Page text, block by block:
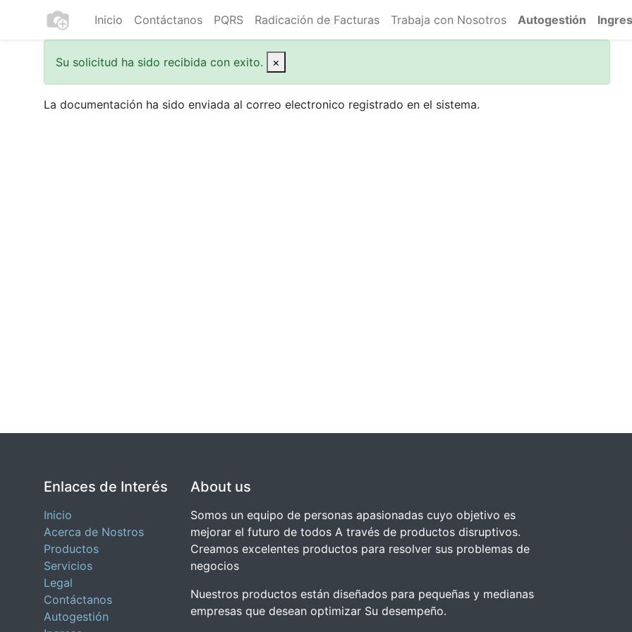
Inicio Contáctanos PQRS Radicación de Facturas Trabaja con Nosotros Autogestión
Su solicitud ha sido recibida con exito. ×
La documentación ha sido enviada al correo electronico registrado en el sistema.
Enlaces de Interés
Inicio
Acerca de Nostros
Productos
Servicios
Legal
Contáctanos
Autogestión
About us
Somos un equipo de personas apasionadas cuyo objetivo es
mejorar el futuro de todos A través de productos disruptivos.
Creamos excelentes productos para resolver sus problemas de
negocios
Nuestros productos están diseñados para pequeñas y medianas
empresas que desean optimizar Su desempeño.